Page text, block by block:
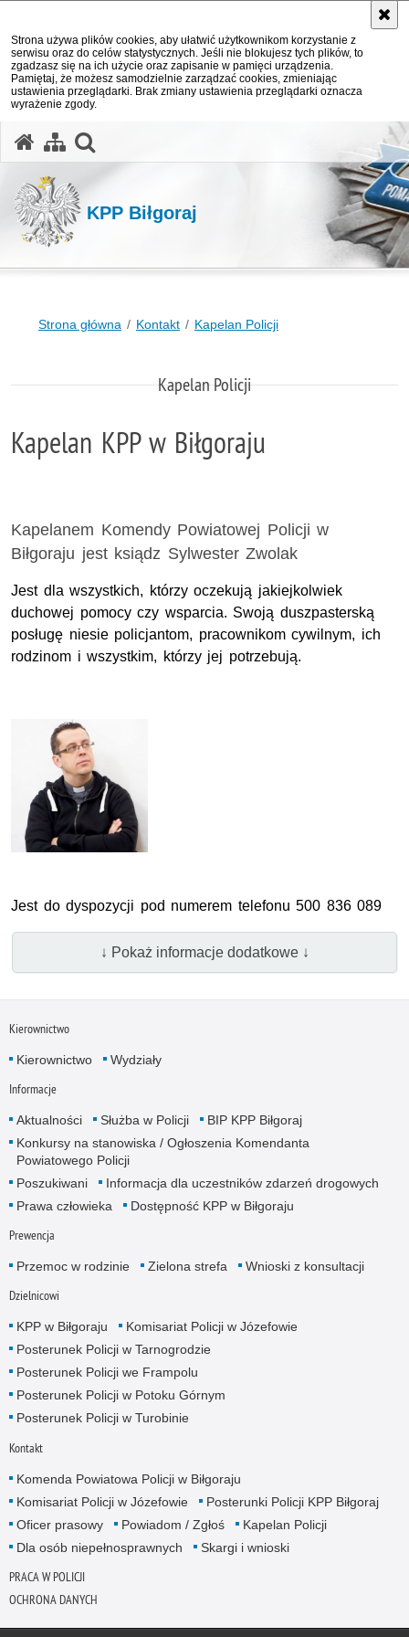
Strona używa plików cookies, aby ułatwić użytkownikom korzystanie z
serwisu oraz do celów statystycznych. Jeśli nie blokujesz tych plików, to
zgadzasz się na ich użycie oraz zapisanie w pamięci urządzenia.
Pamiętaj, że możesz samodzielnie zarządzać cookies, zmieniając
ustawienia przeglądarki. Brak zmiany ustawienia przeglądarki oznacza
wyrażenie zgody.
KPP Biłgoraj
Strona główna Kontakt Kapelan Policji
Kapelan Policji
Kapelan KPP w Biłgoraju
Kapelanem Komendy Powiatowej Policji w
Biłgoraju jest ksiądz Sylwester Zwolak
Jest dla wszystkich, którzy oczekują jakiejkolwiek
duchowej pomocy czy wsparcia. Swoją duszpasterską
posługę niesie policjantom, pracownikom cywilnym, ich
rodzinom i wszystkim, którzy jej potrzebują.
Jest do dyspozycji pod numerem telefonu 500 836 089
↓ Pokaż informacje dodatkowe ↓
Kierownictwo
Kierownictwo Wydziały
Informacje
Aktualności Służba w Policji
BIP KPP Biłgoraj
Konkursy na stanowiska / Ogłoszenia Komendanta
Powiatowego Policji
Poszukiwani
Informacja dla uczestników zdarzeń drogowych
Prawa człowieka
Dostępność KPP w Biłgoraju
Prewencja
Przemoc w rodzinie Zielona strefa Wnioski z konsultacji
Dzielnicowi
KPP w Biłgoraju
Komisariat Policji w Józefowie
Posterunek Policji w Tarnogrodzie
Posterunek Policji we Frampolu
Posterunek Policji w Potoku Górnym
Posterunek Policji w Turobinie
Kontakt
Komenda Powiatowa Policji w Biłgoraju
Komisariat Policji w Józefowie
Posterunki Policji KPP Biłgoraj
Oficer prasowy
Powiadom / Zgłoś
Kapelan Policji
Dla osób niepełnosprawnych
Skargi i wnioski
PRACA W POLICJI
OCHRONA DANYCH